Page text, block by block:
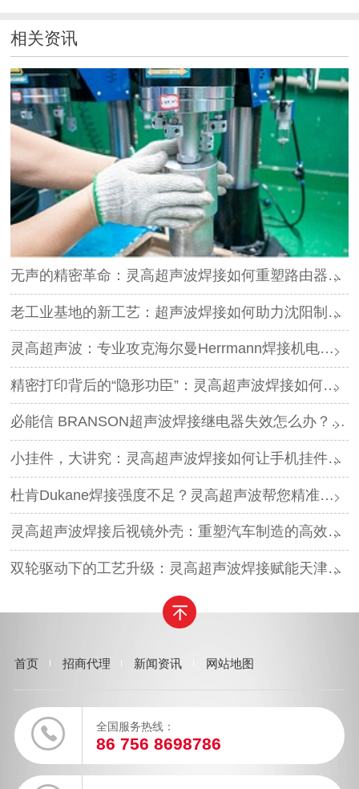
相关资讯
无声的精密革命：灵高超声波焊接如何重塑路由器外壳制造？
老工业基地的新工艺：超声波焊接如何助力沈阳制造转型？
灵高超声波：专业攻克海尔曼Herrmann焊接机电路板短路难题
精密打印背后的“隐形功臣”：灵高超声波焊接如何让喷墨头支架更可靠？
必能信 BRANSON超声波焊接继电器失效怎么办？灵高超声波“四步维修法”精准破局
小挂件，大讲究：灵高超声波焊接如何让手机挂件更“抗造”？
杜肯Dukane焊接强度不足？灵高超声波帮您精准破局
灵高超声波焊接后视镜外壳：重塑汽车制造的高效与美学
双轮驱动下的工艺升级：灵高超声波焊接赋能天津汽车与电子产业
首页 招商代理 新闻资讯 网站地图
全国服务热线：
86 756 8698786